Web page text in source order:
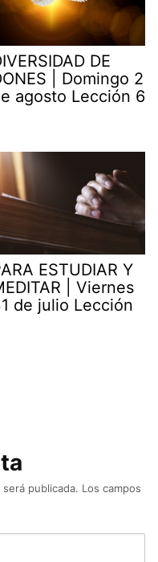
DE
| Domingo 2
agosto Lección 6
ESTUDIAR Y
| Viernes
de julio Lección
publicada. Los campos